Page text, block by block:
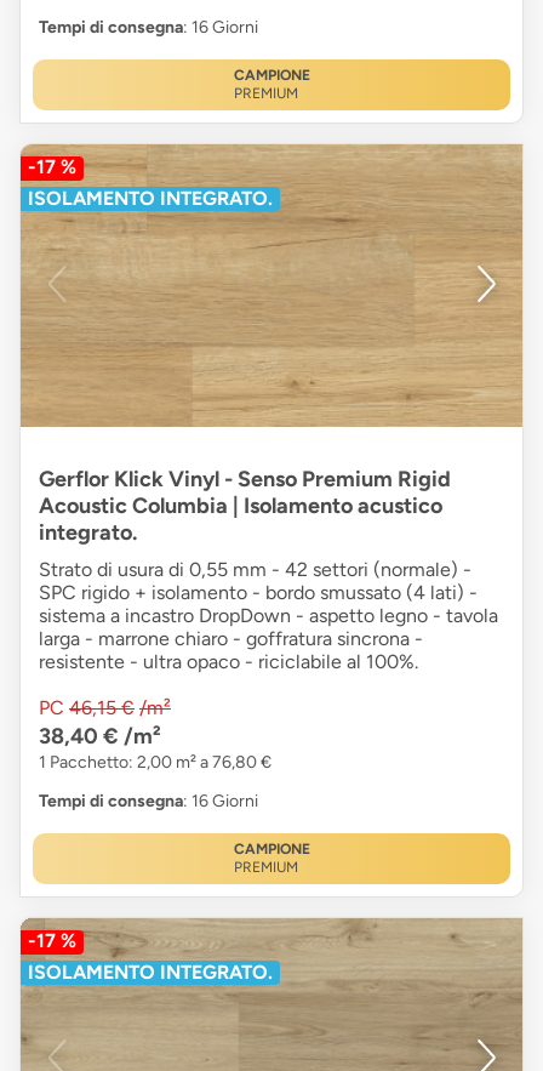
Tempi di consegna: 16 Giorni
CAMPIONE
PREMIUM
-17 %
ISOLAMENTO INTEGRATO.
Gerflor Klick Vinyl - Senso Premium Rigid
Acoustic Columbia | Isolamento acustico
integrato.
Strato di usura di 0,55 mm - 42 settori (normale) -
SPC rigido + isolamento - bordo smussato (4 lati) -
sistema a incastro DropDown - aspetto legno - tavola
larga - marrone chiaro - goffratura sincrona -
resistente - ultra opaco - riciclabile al 100%.
PC 46,15 € /m²
38,40 € /m²
1 Pacchetto: 2,00 m² a 76,80 €
Tempi di consegna: 16 Giorni
CAMPIONE
PREMIUM
-17 %
ISOLAMENTO INTEGRATO.